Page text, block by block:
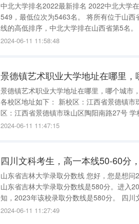
中北大学排名2022最新排名 2022中北大学在全国排名126名。 中北大学第一批本科A类最低分为
549，最低位次为5463名。 将所有位于山西省内、且在第一批本科A类文科招生的大学，按照分数
线的高低排序，中北大学排在山西省第5名。 经统计，中北大学的名次低于山西省内的山西大学、
山西财经大学、山西中医药大学，超过了山西省内的山
2024-06-11 11:58:48
景德镇艺术职业大学地址在哪里，
景德镇艺术职业大学地址在哪里，哪个城市，哪个区？ 根据公开信息显示，景
各校区地址如下： 新校区：江西省景德镇市珠山区和谐大道向东至福佑路与红塔路相交处 老校
区：江西省景德镇市珠山区陶阳南路27号 学校简介 景德镇艺术职业大学坐落在全国历史文化名
城、中国优秀旅游城市、世界闻名的千年瓷
2024-06-11 11:47:15
四川文科考生，高一本线50-60分
山东省吉林大学录取分数线 您好，您是想
山东省吉林大学录取分数线是580分。进入
知，2023年该校录取分数线是580分。 四川文科考生，高一本线50-60分，请问大约可以去什么大
学呢? 我是16年高考的四川文科生，去年高
2024-06-11 11:27:49